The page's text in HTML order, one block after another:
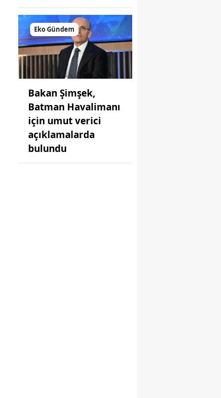
Eko Gündem
Bakan Şimşek,
Batman Havalimanı
için umut verici
açıklamalarda
bulundu